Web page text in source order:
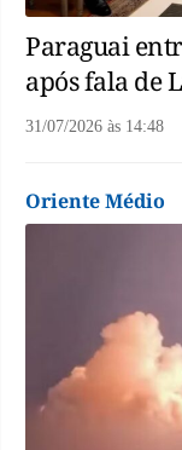
Paraguai
após fala de
31/07/2026 às 14:48
Oriente Médio